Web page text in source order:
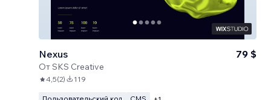
Nexus
ОтSKS Creative
79 $
4,5(2) 119